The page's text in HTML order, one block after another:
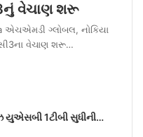
વેચાણ શરૂ
એચએમડી ગ્લોબલ, નોકિયા
વેચાણ શરૂ…
1ટીબી સુધીની…